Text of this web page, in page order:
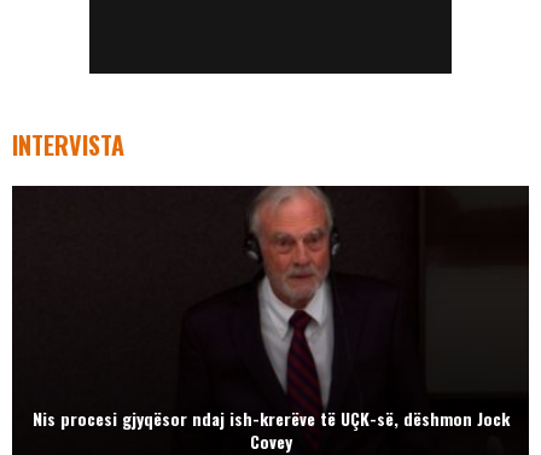
INTERVISTA
Nis procesi gjyqësor ndaj ish-krerëve të UÇK-së, dëshmon Jock
Covey